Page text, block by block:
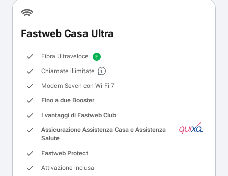
Fastweb Casa Ultra
Fibra Ultraveloce
Chiamate illimitate
Modem Seven con Wi‑Fi 7
Fino a due Booster
I vantaggi di Fastweb Club
Assicurazione Assistenza Casa e Assistenza
Salute
Fastweb Protect
Attivazione inclusa